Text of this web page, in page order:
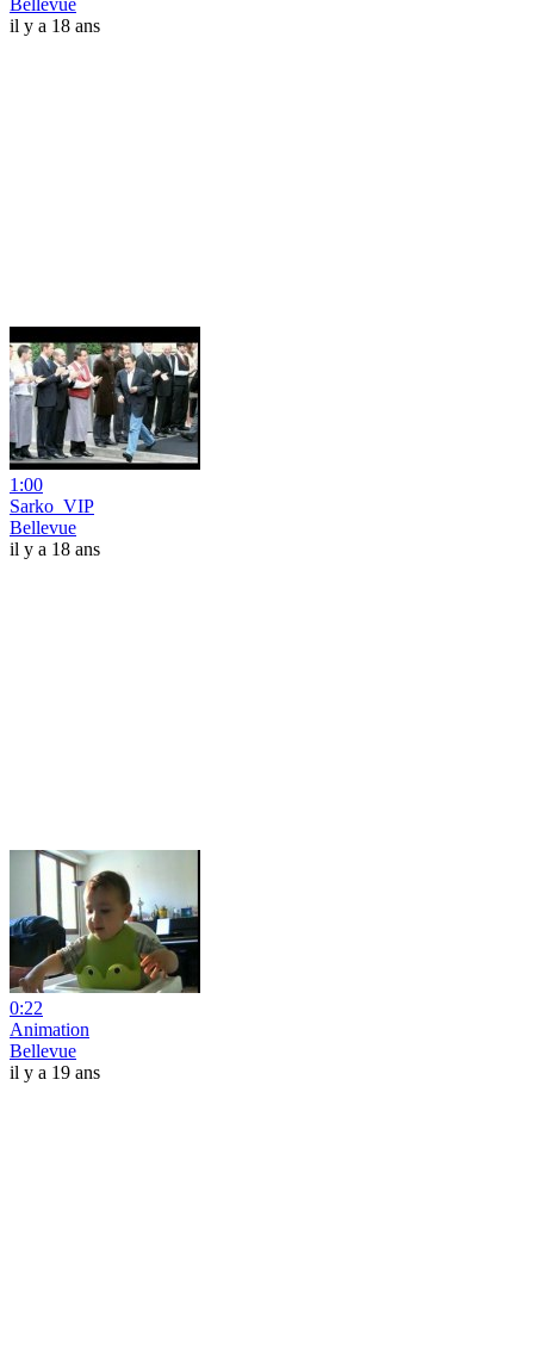
Bellevue
il y a 18 ans
1:00
Sarko_VIP
Bellevue
il y a 18 ans
0:22
Animation
Bellevue
il y a 19 ans